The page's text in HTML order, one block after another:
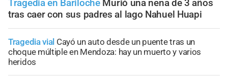
Tragedia en Bariloche Murió una nena de 3 años
tras caer con sus padres al lago Nahuel Huapi
Tragedia vial Cayó un auto desde un puente tras un
choque múltiple en Mendoza: hay un muerto y varios
heridos